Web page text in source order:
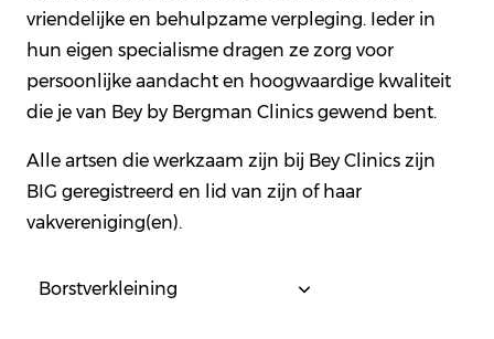
vriendelijke en behulpzame verpleging. Ieder in
hun eigen specialisme dragen ze zorg voor
persoonlijke aandacht en hoogwaardige kwaliteit
die je van Bey by Bergman Clinics gewend bent.
Alle artsen die werkzaam zijn bij Bey Clinics zijn
BIG geregistreerd en lid van zijn of haar
vakvereniging(en).